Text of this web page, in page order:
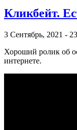
Кликбейт.
3 Сентябрь, 2021 -
Хороший ролик об
интернете.